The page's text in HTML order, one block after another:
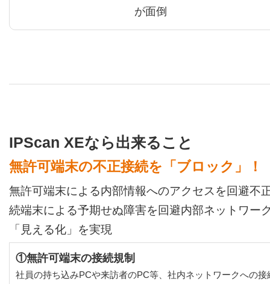
が面倒
IPScan XEなら出来ること
無許可端末の不正接続を「ブロック」！
無許可端末による内部情報へのアクセスを回避不
続端末による予期せぬ障害を回避内部ネットワー
「見える化」を実現
①無許可端末の接続規制
社員の持ち込みPCや来訪者のPC等、社内ネットワークへの接